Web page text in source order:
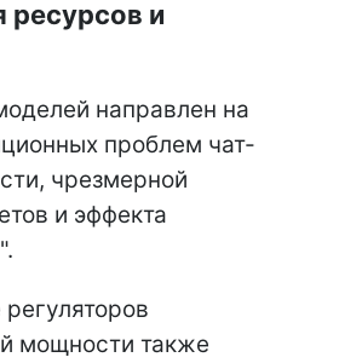
ресурсов и
направлен на
проблем чат-
чрезмерной
и эффекта
мощности также